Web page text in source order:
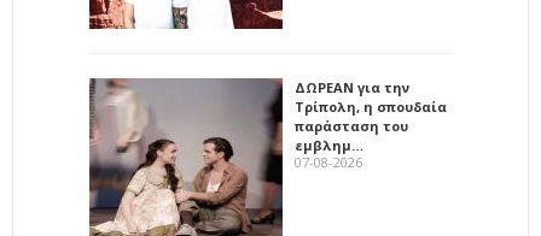
ΔΩΡΕΑΝ για την
Τρίπολη, η σπουδαία
παράσταση του
εμβλημ…
07-08-2026